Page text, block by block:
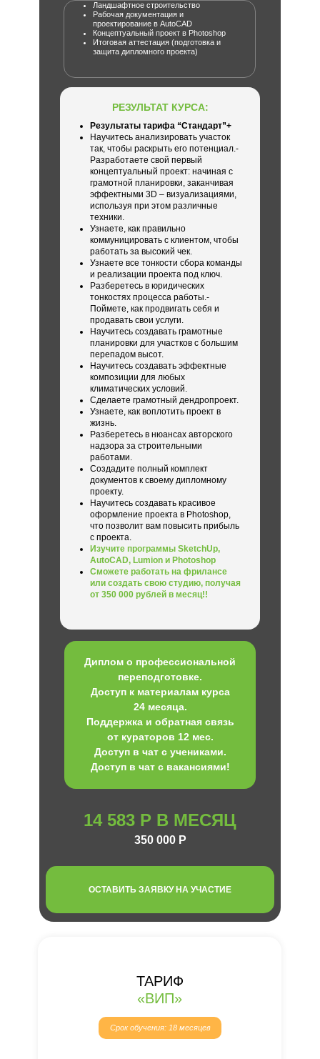
Ландшафтное строительство
Рабочая документация и
проектирование в AutoCAD
Концептуальный проект в Photoshop
Итоговая аттестация (подготовка и
защита дипломного проекта)
14 583 Р В МЕСЯЦ
ТАРИФ
«ВИП»
Срок обучения: 18 месяцев
Диплом о профессиональной
переподготовке.
Доступ к материалам курса
24 месяца.
Поддержка и обратная связь
от кураторов 12 мес.
Доступ в чат с учениками.
Доступ в чат с вакансиями!
РЕЗУЛЬТАТ КУРСА:
Результаты тарифа “Стандарт”+
Научитесь анализировать участок
так, чтобы раскрыть его потенциал.-
Разработаете свой первый
концептуальный проект: начиная с
грамотной планировки, заканчивая
эффектными 3D – визуализациями,
используя при этом различные
техники.
Узнаете, как правильно
коммуницировать с клиентом, чтобы
работать за высокий чек.
Узнаете все тонкости сбора команды
и реализации проекта под ключ.
Разберетесь в юридических
тонкостях процесса работы.-
Поймете, как продвигать себя и
продавать свои услуги.
Научитесь создавать грамотные
планировки для участков с большим
перепадом высот.
Научитесь создавать эффектные
композиции для любых
климатических условий.
Сделаете грамотный дендропроект.
Узнаете, как воплотить проект в
жизнь.
Разберетесь в нюансах авторского
надзора за строительными
работами.
Создадите полный комплект
документов к своему дипломному
проекту.
Научитесь создавать красивое
оформление проекта в Photoshop,
что позволит вам повысить прибыль
с проекта.
Изучите программы SketchUp,
AutoCAD, Lumion и Photoshop
Сможете работать на фрилансе
или создать свою студию, получая
от 350 000 рублей в месяц!!
350 000 Р
ОСТАВИТЬ ЗАЯВКУ НА УЧАСТИЕ